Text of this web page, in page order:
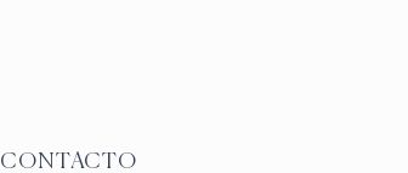
CONTACTO